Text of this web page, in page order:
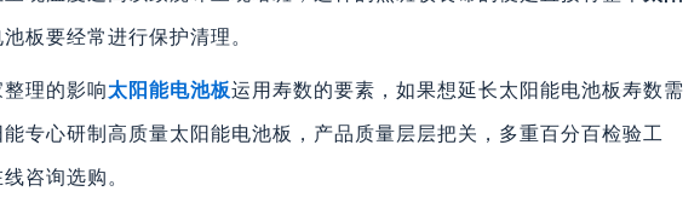
板要经常进行保护清理。
理的影响太阳能电池板运用寿数的要素，如果想延长太阳能电池板寿数需
专心研制高质量太阳能电池板，产品质量层层把关，多重百分百检验工
咨询选购。